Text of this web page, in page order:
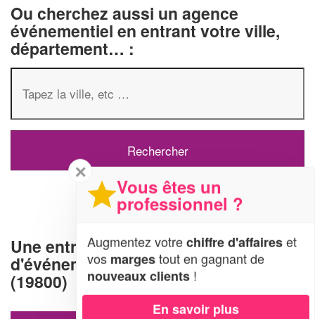
Ou cherchez aussi un agence
événementiel en entrant votre ville,
département… :
Une entreprise d'organisation
d'événements à Saint-Priest-de-Gimel
(19800)
✕
Vous êtes un
professionnel ?
Augmentez votrechiffre d'affaireset
vos margestout en gagnant de
nouveaux clients !
En savoir plus